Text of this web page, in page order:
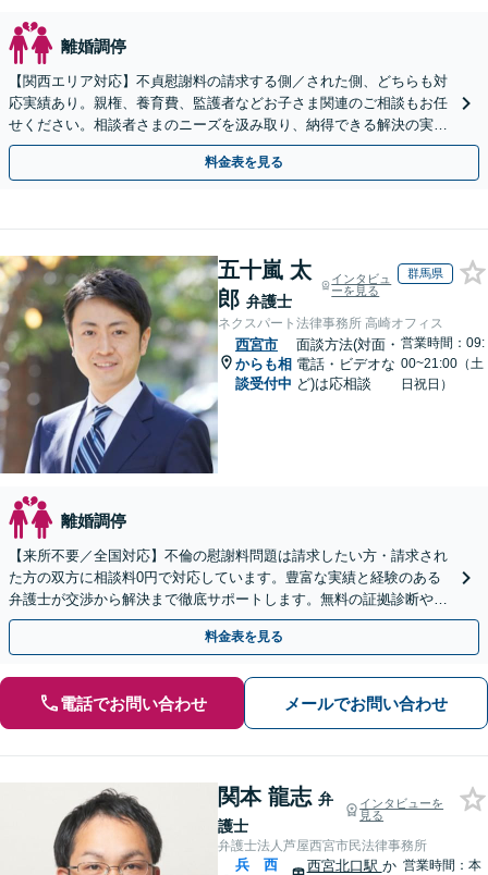
離婚調停
【関西エリア対応】不貞慰謝料の請求する側／された側、どちらも対
応実績あり。親権、養育費、監護者などお子さま関連のご相談もお任
せください。相談者さまのニーズを汲み取り、納得できる解決の実現
を目指します【Web面談可】【初回相談無料】
料金表を見る
五十嵐 太
郎 弁護士
インタビュ
ーを見る
群馬県
ネクスパート法律事務所 高崎オフィス
西宮市
からも相
談受付中
面談方法(対面・
電話・ビデオな
ど)は応相談
営業時間：09:
00~21:00（土
日祝日）
離婚調停
【来所不要／全国対応】不倫の慰謝料問題は請求したい方・請求され
た方の双方に相談料0円で対応しています。豊富な実績と経験のある
弁護士が交渉から解決まで徹底サポートします。無料の証拠診断や着
手金の返還保証もありますので安心してご相談ください。
料金表を見る
電話でお問い合わせ メールでお問い合わせ
関本 龍志 弁
護士
インタビューを
見る
弁護士法人芦屋西宮市民法律事務所
兵
西
西宮北口駅 か 営業時間：本